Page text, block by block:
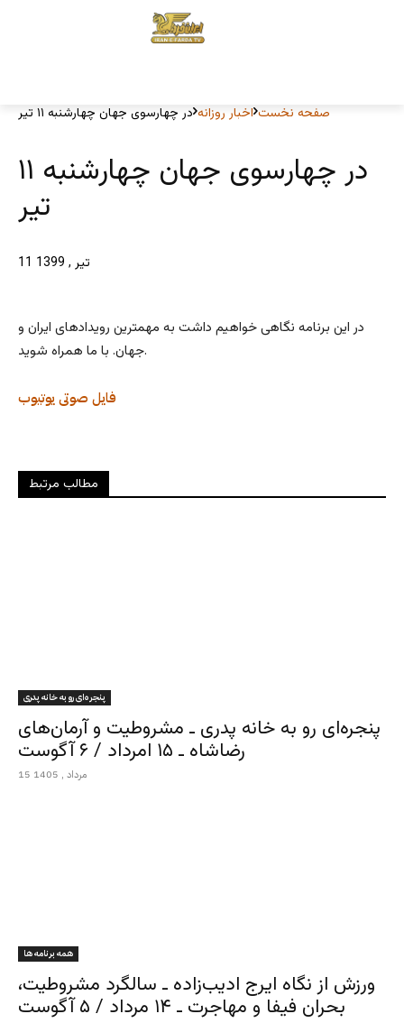
صفحه نخست اخبار روزانه در چهارسوی جهان چهارشنبه ۱۱ تیر
در چهارسوی جهان چهارشنبه ۱۱
تیر
11 تیر , 1399
در این برنامه نگاهی خواهیم داشت به مهمترین رویدادهای ایران و
جهان. با ما همراه شوید.
یوتیوب فایل صوتی
مطالب مرتبط
پنجره‌ای رو به خانه پدری
پنجره‌ای رو به خانه پدری ـ مشروطیت و آرمان‌های
رضاشاه ـ ۱۵ امرداد / ۶ آگوست
15 مرداد , 1405
همه برنامه ها
ورزش از نگاه ایرج ادیب‌زاده ـ سالگرد مشروطیت،
بحران فیفا و مهاجرت ـ ۱۴ مرداد / ۵ آگوست